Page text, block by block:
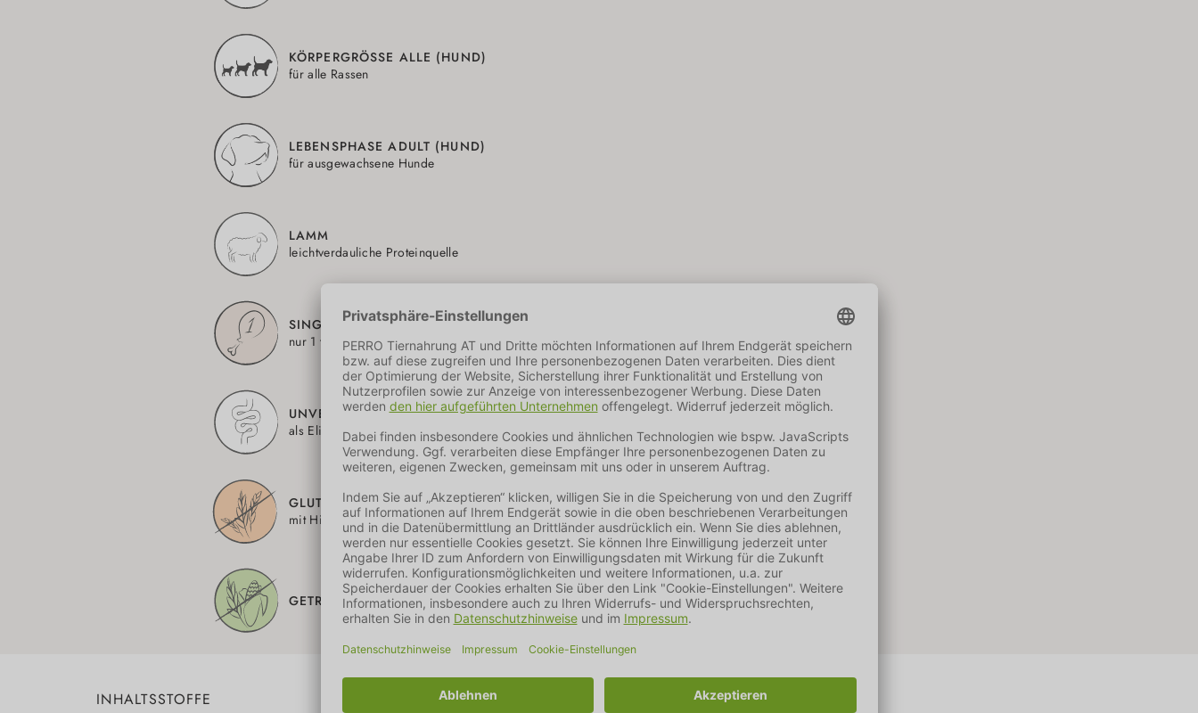
KÖRPERGRÖSSE ALLE (HUND)
für alle Rassen
LEBENSPHASE ADULT (HUND)
für ausgewachsene Hunde
LAMM
leichtverdauliche Proteinquelle
SINGLE PROTEIN
nur 1 tierische Eiweißquelle
UNVERTRÄGLICHKEITEN
als Eliminationsdiät geeignet
GLUTENFREI
mit Hirse
GETREIDEFREI
INHALTSSTOFFE